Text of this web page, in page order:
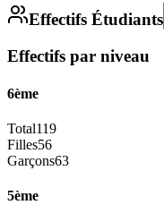
Effectifs Étudiants
Effectifs par niveau
6ème
Total119
Filles56
Garçons63
5ème